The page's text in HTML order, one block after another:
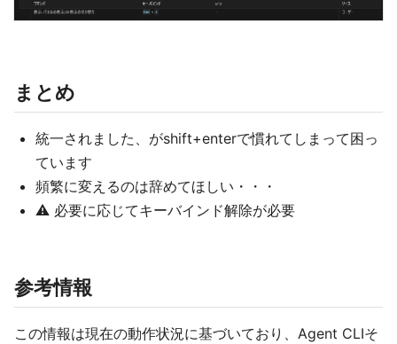
まとめ
統一されました、がshift+enterで慣れてしまって困っ
ています
頻繁に変えるのは辞めてほしい・・・
⚠️ 必要に応じてキーバインド解除が必要
参考情報
この情報は現在の動作状況に基づいており、Agent CLIそ